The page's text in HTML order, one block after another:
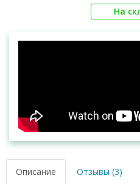
На
Описание Отзывы (3)